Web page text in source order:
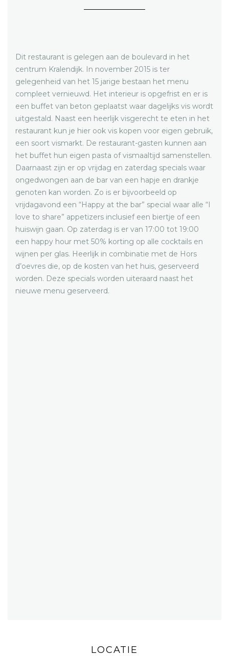
Dit restaurant is gelegen aan de boulevard in het
centrum Kralendijk. In november 2015 is ter
gelegenheid van het 15 jarige bestaan het menu
compleet vernieuwd. Het interieur is opgefrist en er is
een buffet van beton geplaatst waar dagelijks vis wordt
uitgestald. Naast een heerlijk visgerecht te eten in het
restaurant kun je hier ook vis kopen voor eigen gebruik,
een soort vismarkt. De restaurant-gasten kunnen aan
het buffet hun eigen pasta of vismaaltijd samenstellen.
Daarnaast zijn er op vrijdag en zaterdag specials waar
ongedwongen aan de bar van een hapje en drankje
genoten kan worden. Zo is er bijvoorbeeld op
vrijdagavond een “Happy at the bar” special waar alle “I
love to share” appetizers inclusief een biertje of een
huiswijn gaan. Op zaterdag is er van 17:00 tot 19:00
een happy hour met 50% korting op alle cocktails en
wijnen per glas. Heerlijk in combinatie met de Hors
d’oevres die, op de kosten van het huis, geserveerd
worden. Deze specials worden uiteraard naast het
nieuwe menu geserveerd.
LOCATIE